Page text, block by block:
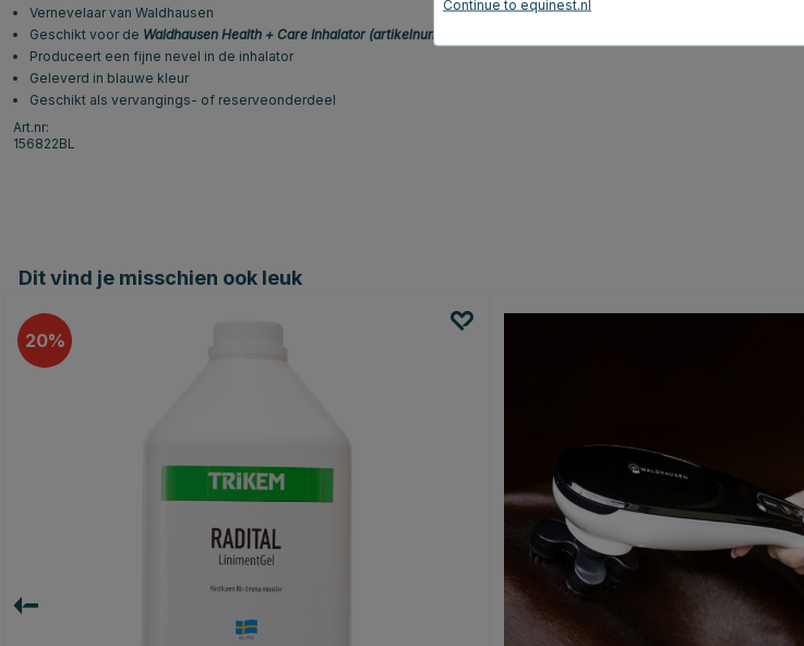
Vernevelaar van Waldhausen
Geschikt voor de Waldhausen Health + Care Inhalator (artikelnummer 156820GR)
Produceert een fijne nevel in de inhalator
Geleverd in blauwe kleur
Geschikt als vervangings- of reserveonderdeel
Art.nr:
156822BL
Dit vind je misschien ook leuk
20
Continue to equinest.nl